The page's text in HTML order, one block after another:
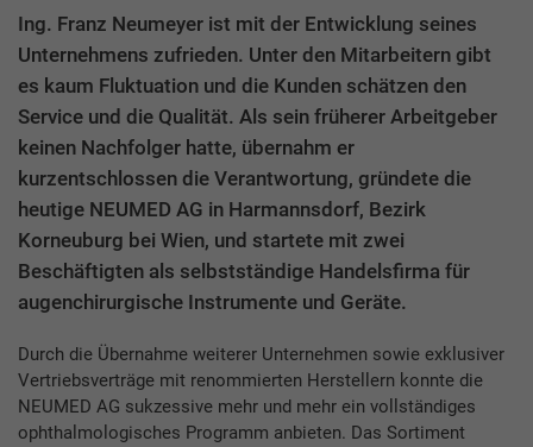
Ing. Franz Neumeyer ist mit der Entwicklung seines
Unternehmens zufrieden. Unter den Mitarbeitern gibt
es kaum Fluktuation und die Kunden schätzen den
Service und die Qualität. Als sein früherer Arbeitgeber
keinen Nachfolger hatte, übernahm er
kurzentschlossen die Verantwortung, gründete die
heutige NEUMED AG in Harmannsdorf, Bezirk
Korneuburg bei Wien, und startete mit zwei
Beschäftigten als selbstständige Handelsfirma für
augenchirurgische Instrumente und Geräte.
Durch die Übernahme weiterer Unternehmen sowie exklusiver
Vertriebsverträge mit renommierten Herstellern konnte die
NEUMED AG sukzessive mehr und mehr ein vollständiges
ophthalmologisches Programm anbieten. Das Sortiment